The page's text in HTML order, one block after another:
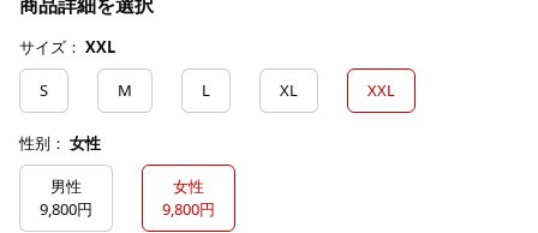
サイズ： XXL
S
M L XL XXL
性别： 女性
男性
9,800円
女性
9,800円